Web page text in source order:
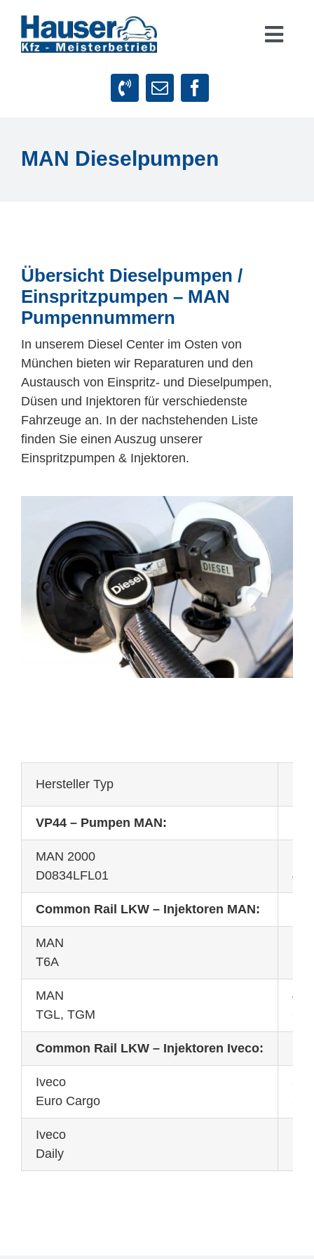
Inhalt
springen
Kundenstimmen
Mitarbeiter
Karriere
Technische Infos
Kontakt & Anfahrt
MAN Dieselpumpen
Übersicht Dieselpumpen /
Einspritzpumpen – MAN
Pumpennummern
In unserem Diesel Center im Osten von
München bieten wir Reparaturen und den
Austausch von Einspritz- und Dieselpumpen,
Düsen und Injektoren für verschiedenste
Fahrzeuge an. In der nachstehenden Liste
finden Sie einen Auszug unserer
Einspritzpumpen & Injektoren.
Hersteller Typ
VP44 – Pumpen MAN:
MAN 2000
D0834LFL01
4,6
Common Rail LKW – Injektoren MAN:
MAN
T6A
MAN
TGL, TGM
4,6
Common Rail LKW – Injektoren Iveco:
Iveco
Euro Cargo
Iveco
Daily